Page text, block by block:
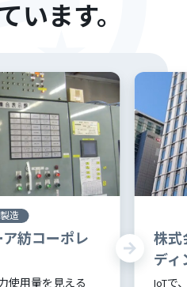
います。
製造
紡コーポレ
使用量を見える
株式
ディ
IoTで